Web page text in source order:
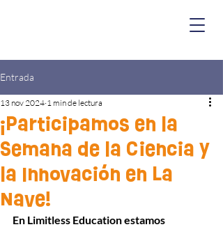
Entrada
¡Participamos en la
Semana de la Ciencia y
la Innovación en La
Nave!
13 nov 2024 1 min de lectura
En Limitless Education estamos